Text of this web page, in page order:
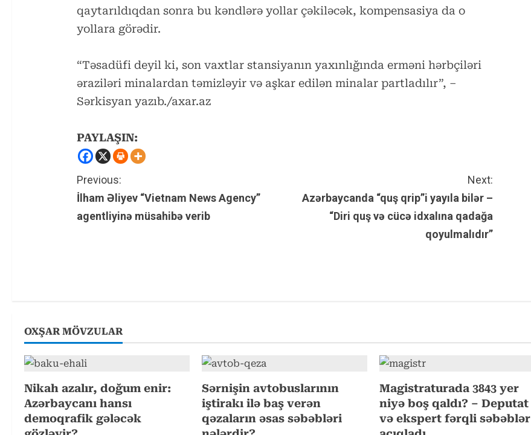
qaytarıldıqdan sonra bu kəndlərə yollar çəkiləcək, kompensasiya da o
yollara görədir.
“Təsadüfi deyil ki, son vaxtlar stansiyanın yaxınlığında erməni hərbçiləri
əraziləri minalardan təmizləyir və aşkar edilən minalar partladılır”, –
Sərkisyan yazıb./axar.az
PAYLAŞIN:
C
o
u
e
R
e
Previous:
İlham Əliyev “Vietnam News Agency”
agentliyinə müsahibə verib
Next:
Azərbaycanda “quş qrip”i yayıla bilər –
“Diri quş və cücə idxalına qadağa
qoyulmalıdır”
OXŞAR MÖVZULAR
Nikah azalır, doğum enir:
Azərbaycanı hansı
demoqrafik gələcək
Sərnişin avtobuslarının
iştirakı ilə baş verən
qəzaların əsas səbəbləri
Magistraturada 3843 yer
niyə boş qaldı? – Deputat
və ekspert fərqli səbəblər